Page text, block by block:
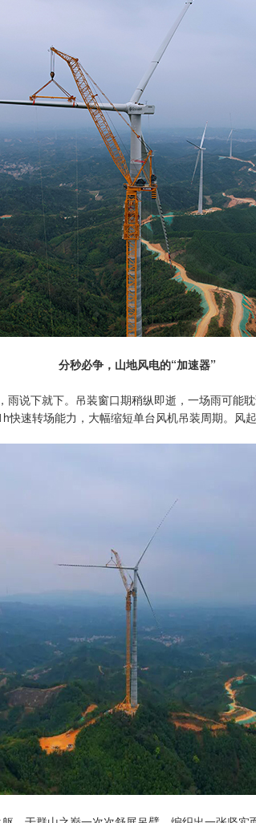
分秒必争，山地风电的“加速器”
雨说下就下。吊装窗口期稍纵即逝，一场雨可能
速转场能力，大幅缩短单台风机吊装周期。风